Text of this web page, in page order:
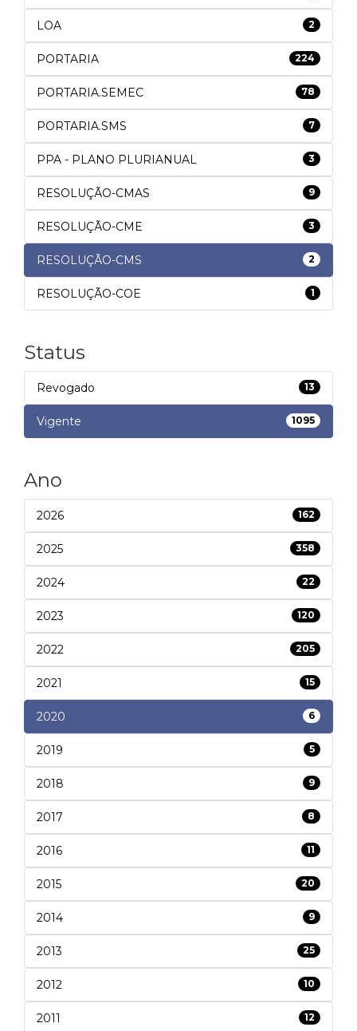
LOA 2
PORTARIA 224
PORTARIA.SEMEC 78
PORTARIA.SMS 7
PPA - PLANO PLURIANUAL 3
RESOLUÇÃO-CMAS 9
RESOLUÇÃO-CME 3
RESOLUÇÃO-CMS 2
RESOLUÇÃO-COE 1
Status
Revogado 13
Vigente 1095
Ano
2026 162
2025 358
2024 22
2023 120
2022 205
2021 15
2020 6
2019 5
2018 9
2017 8
2016 11
2015 20
2014 9
2013 25
2012 10
2011 12